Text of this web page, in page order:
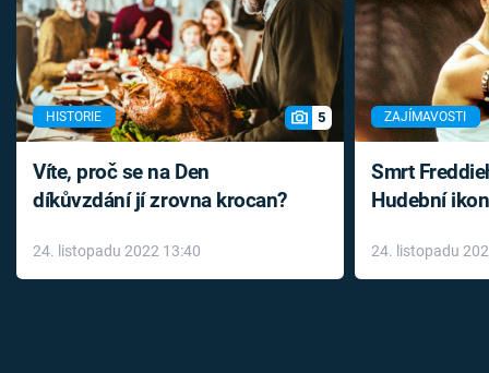
HISTORIE 5
Víte, proč se na Den
díkůvzdání jí zrovna krocan?
24. listopadu 2022 13:40
ZAJÍMAVOSTI
Smrt
Hudební
léky
24. listopadu